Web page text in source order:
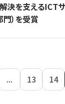
決を支えるICT
門）を受賞
... 13 14